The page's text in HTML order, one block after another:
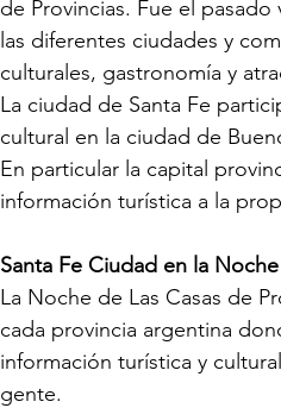
de Provincias. Fue el
las diferentes ciudades y
culturales, gastronomía y
La ciudad de Santa Fe
cultural en la ciudad de
En particular la capital
información turística a la
Santa Fe Ciudad en la
La Noche de Las Casas de
cada provincia argentina
información turística y
gente.